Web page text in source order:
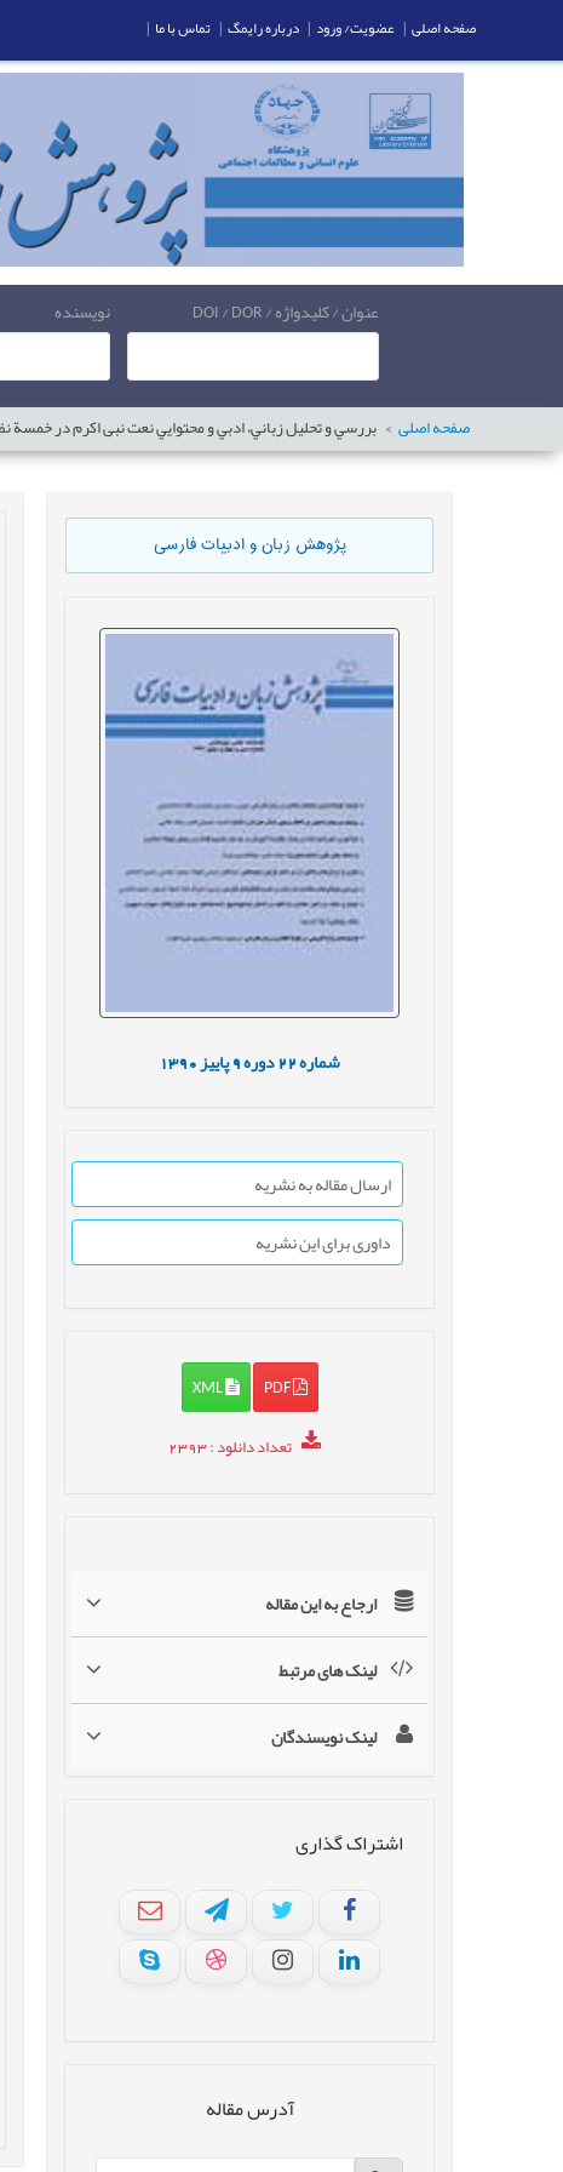
عنوان / کلیدواژه / DOI / DOR نویسنده
صفحه اصلی بررسي و تحلیل زباني، ادبي و محتوايي نعت نبی اکرم در خمسة
پژوهش زبان و ادبیات فارسی
شماره دوره پاییز1390
ارسال مقاله به نشریه
داوری برای این نشریه
PDF
XML
تعداد دانلود: 2393
ارجاع به این مقاله
لینک های مرتبط
لینک نویسندگان
اشتراک گذاری
آدرس مقاله
صفحه اصلی | عضویت/ ورود | درباره رایمگ | تماس با ما |